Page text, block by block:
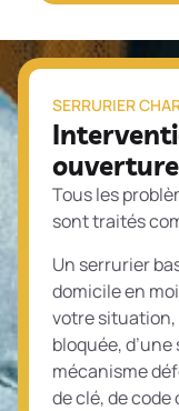
SERRURIER
Tous les
sont traités
Un serrurier
domicile en
votre situation,
bloquée,
mécanisme
de clé, de code